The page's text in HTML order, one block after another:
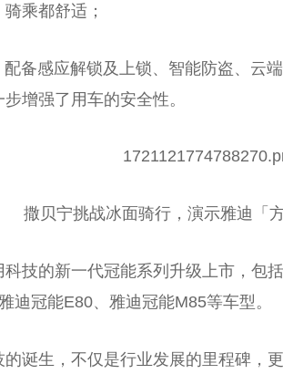
乘都舒适；
配备感应解锁及上锁、智能防盗、云
增强了用车的安全性。
撒贝宁挑战冰面骑行，演示雅迪「
科技的新一代冠能系列升级上市，
迪冠能E80、雅迪冠能M85等车型。
诞生，不仅是行业发展的里程碑，